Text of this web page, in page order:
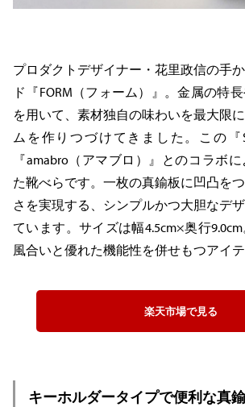
プロダクトデザイナー・花里政信の手
ド『FORM（フォーム）』。金属の特
を用いて、素材独自の味わいを最大限
ムを作りつづけてきました。この『
『amabro（アマブロ）』とのコラボ
た靴べらです。一枚の真鍮板に凹凸を
さを実現する、シンプルかつ大胆なデ
ています。サイズは幅4.5cm×奥行
風合いと優れた機能性を併せもつアイテ
楽天市場で見る
キーホルダータイプで便利な真